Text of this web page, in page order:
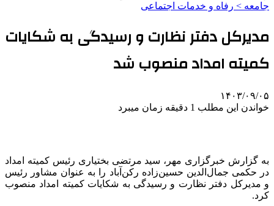
جامعه > رفاه و خدمات اجتماعی
مدیرکل دفتر نظارت و رسیدگی به شکایات
کمیته امداد منصوب شد
۱۴۰۳/۰۹/۰۵
خواندن این مطلب 1 دقیقه زمان میبرد
به گزارش خبرگزاری مهر، سید مرتضی بختیاری رئیس کمیته امداد
در حکمی جمال‌الدین حسین‌زاده رکن‌آباد را به عنوان مشاور رئیس
و مدیرکل دفتر نظارت و رسیدگی به شکایات کمیته امداد منصوب
کرد.